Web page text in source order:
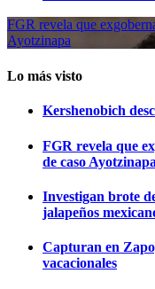
FGR revela que
Ayotzinapa
Lo más visto
Kershenobich
FGR revela que
de caso Ayotzinapa
Investigan brote
jalapeños
Capturan en
vacacionales